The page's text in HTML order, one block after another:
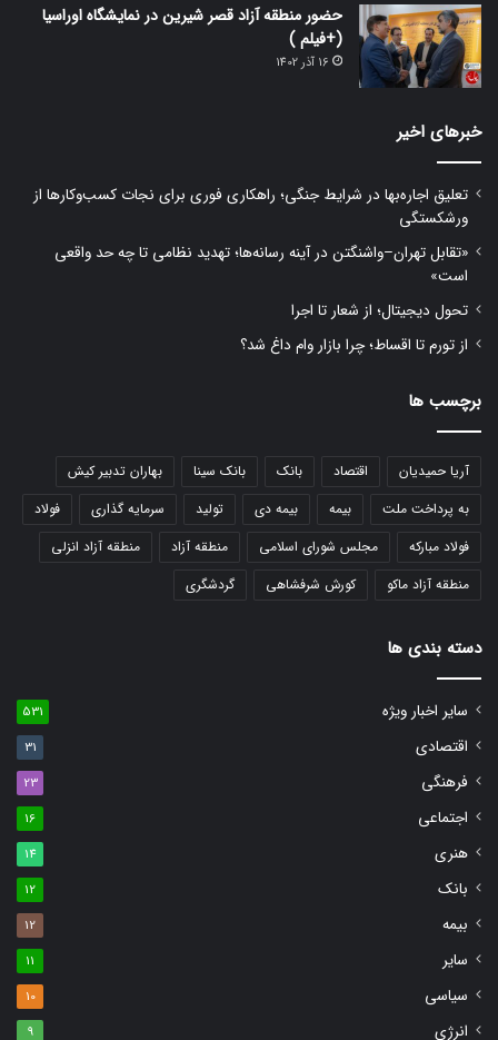
حضور منطقه آزاد قصر شیرین در نمایشگاه اوراسیا
(+فیلم )
16 آذر 1402
خبرهای اخیر
تعلیق اجاره‌بها در شرایط جنگی؛ راهکاری فوری برای نجات کسب‌وکارها از
ورشکستگی
«تقابل تهران–واشنگتن در آینه رسانه‌ها؛ تهدید نظامی تا چه حد واقعی
است»
تحول دیجیتال؛ از شعار تا اجرا
از تورم تا اقساط؛ چرا بازار وام داغ شد؟
برچسب ها
آریا حمیدیان اقتصاد بانک بانک سینا
بهاران تدبیر کیش
به پرداخت ملت
بیمه بیمه دی تولید سرمایه گذاری
فولاد
فولاد مبارکه
مجلس شورای اسلامی منطقه آزاد
منطقه آزاد انزلی
منطقه آزاد ماکو
کورش شرفشاهی گردشگری
دسته بندی ها
سایر اخبار ویژه 531
اقتصادی 31
فرهنگی 23
اجتماعی 16
هنری 14
بانک 12
بیمه 12
سایر 11
سیاسی 10
انرژی 9